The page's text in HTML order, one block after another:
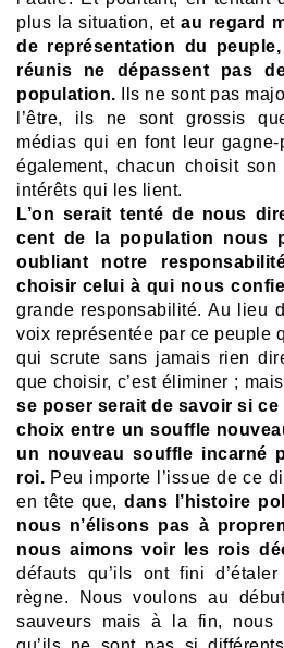
plus la situation, etau regard
de représentation du
réunis ne dépassent pas
population. Ils ne sont pas
l’être, ils ne sont grossis
médias qui en font leur
également, chacun choisit
intérêts qui les lient.
L’on serait tenté de nous
cent de la population nous
oubliant notre
choisir celui à qui nous
grande responsabilité. Au lieu
voix représentée par ce peuple
qui scrute sans jamais rien
que choisir, c’est éliminer ; mais
se poser serait de savoir si
choix entre un souffle
un nouveau souffle incarné
roi. Peu importe l’issue de ce
en tête que,dans l’histoire
nous n’élisons pas à
nous aimons voir les rois
défauts qu’ils ont fini
règne. Nous voulons au
sauveurs mais à la fin, nous